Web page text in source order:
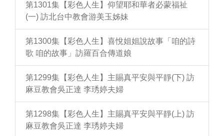
第1301集【彩色人生】仰望耶和華者必蒙福祉
(一) 訪北台中教會游美玉姊妹
第1300集【彩色人生】喜悅姐姐說故事「咱的詩
歌 咱的故事」訪羅百合傳道娘
第1299集【彩色人生】主賜真平安與平靜(下) 訪
麻豆教會吳正達 李琇婷夫婦
第1298集【彩色人生】主賜真平安與平靜(上) 訪
麻豆教會吳正達 李琇婷夫婦